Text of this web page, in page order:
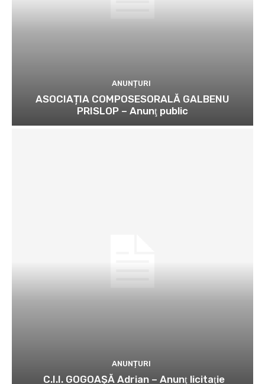
ANUNȚURI
ASOCIAȚIA COMPOSESORALĂ GALBENU
PRISLOP – Anunţ public
ANUNȚURI
C.I.I. GOGOAŞĂ Adrian – Anunţ licitaţie